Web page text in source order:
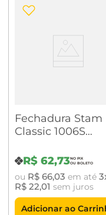
Fechadura Stam
Classic 1006S
Roseta Quadrada
Acetinado
R$ 62,73
ou R$ 66,03 em até 3
R$ 22,01 sem juros
Adicionar ao